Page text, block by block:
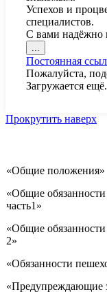
Успехов и
специалистов.
С вами надёжно
этот
метабокс
в
другое
Постоянная
Пожалуйста,
Загружается
Прокрутить наверх
«Общие положения»
«Общие обязанности
часть1»
«Общие обязанности
2»
«Обязанности
«Предупреждающие